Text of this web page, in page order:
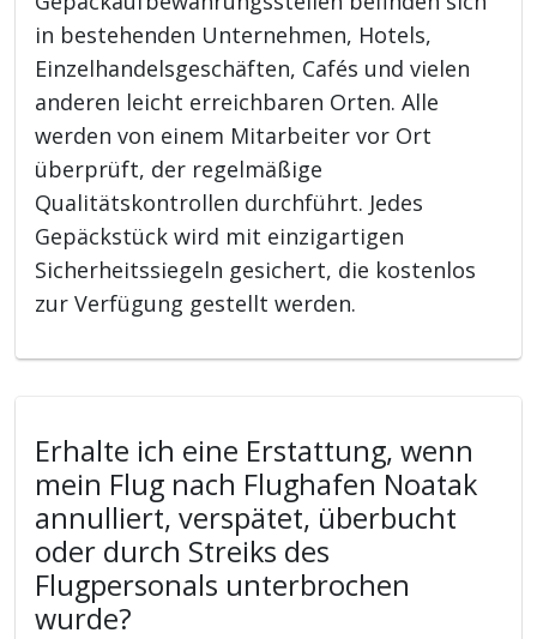
in bestehenden Unternehmen, Hotels,
Einzelhandelsgeschäften, Cafés und vielen
anderen leicht erreichbaren Orten. Alle
werden von einem Mitarbeiter vor Ort
überprüft, der regelmäßige
Qualitätskontrollen durchführt. Jedes
Gepäckstück wird mit einzigartigen
Sicherheitssiegeln gesichert, die kostenlos
zur Verfügung gestellt werden.
Erhalte ich eine Erstattung, wenn
mein Flug nach Flughafen Noatak
annulliert, verspätet, überbucht
oder durch Streiks des
Flugpersonals unterbrochen
wurde?